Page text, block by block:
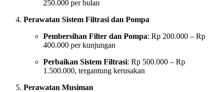
250.000 per bulan
Perawatan Sistem Filtrasi dan Pompa
Pembersihan Filter dan Pompa: Rp 200.000 – Rp
400.000 per kunjungan
Perbaikan Sistem Filtrasi: Rp 500.000 – Rp
1.500.000, tergantung kerusakan
Perawatan Musiman